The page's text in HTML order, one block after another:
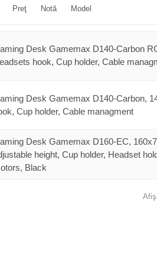
Preţ Notă Model
Desk Gamemax D140-Carbon
hook, Cup holder, Cable
Desk Gamemax D140-Carbon,
Cup holder, Cable managment
Desk Gamemax D160-EC,
height, Cup holder, Headset
Black